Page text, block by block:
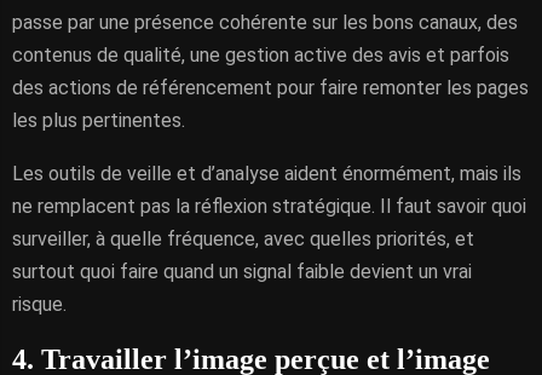
passe par une présence cohérente sur les bons canaux, des
contenus de qualité, une gestion active des avis et parfois
des actions de référencement pour faire remonter les pages
les plus pertinentes.
Les outils de veille et d’analyse aident énormément, mais ils
ne remplacent pas la réflexion stratégique. Il faut savoir quoi
surveiller, à quelle fréquence, avec quelles priorités, et
surtout quoi faire quand un signal faible devient un vrai
risque.
4. Travailler l’image perçue et l’image